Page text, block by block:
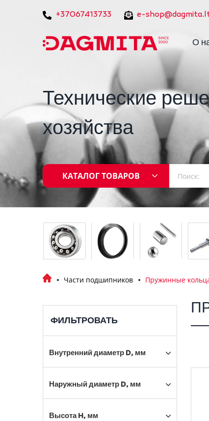
+37067413733 e-
О
Технические
хозяйства
КАТАЛОГ ТОВАРОВ
Части подшипников Пружинные
ФИЛЬТРОВАТЬ
Внутренний диаметр D, мм
Наружный диаметр D, мм
Высота H, мм